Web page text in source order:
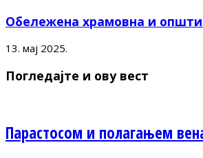
Обележена храмовна и
13. мај 2025.
Погледајте и ову вест
Парастосом и полагањем